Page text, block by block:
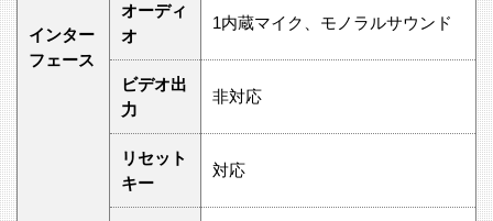
インター
フェース
オーディ
オ
1内蔵マイク、モノラルサウンド
ビデオ出
力
非対応
リセット
キー
対応